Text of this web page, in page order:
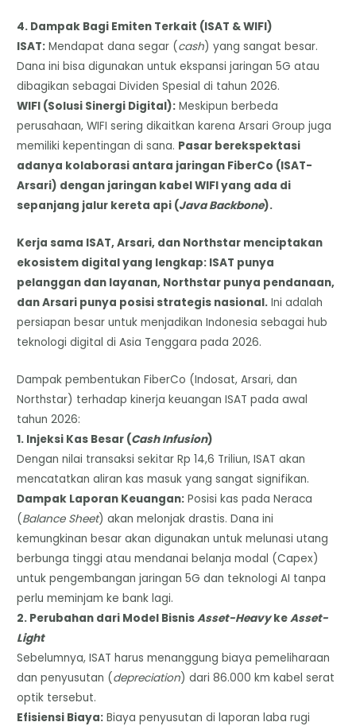
​4. Dampak Bagi Emiten Terkait (ISAT & WIFI)
​ISAT: Mendapat dana segar (cash) yang sangat besar.
Dana ini bisa digunakan untuk ekspansi jaringan 5G atau
dibagikan sebagai Dividen Spesial di tahun 2026.
WIFI (Solusi Sinergi Digital): Meskipun berbeda
perusahaan, WIFI sering dikaitkan karena Arsari Group juga
memiliki kepentingan di sana. Pasar berekspektasi
adanya kolaborasi antara jaringan FiberCo (ISAT-
Arsari) dengan jaringan kabel WIFI yang ada di
sepanjang jalur kereta api (Java Backbone).
​Kerja sama ISAT, Arsari, dan Northstar menciptakan
ekosistem digital yang lengkap: ISAT punya
pelanggan dan layanan, Northstar punya pendanaan,
dan Arsari punya posisi strategis nasional. Ini adalah
persiapan besar untuk menjadikan Indonesia sebagai hub
teknologi digital di Asia Tenggara pada 2026.
Dampak pembentukan FiberCo (Indosat, Arsari, dan
Northstar) terhadap kinerja keuangan ISAT pada awal
tahun 2026:
​1. Injeksi Kas Besar (Cash Infusion)
​Dengan nilai transaksi sekitar Rp 14,6 Triliun, ISAT akan
mencatatkan aliran kas masuk yang sangat signifikan.
​Dampak Laporan Keuangan: Posisi kas pada Neraca
(Balance Sheet) akan melonjak drastis. Dana ini
kemungkinan besar akan digunakan untuk melunasi utang
berbunga tinggi atau mendanai belanja modal (Capex)
untuk pengembangan jaringan 5G dan teknologi AI tanpa
perlu meminjam ke bank lagi.
​2. Perubahan dari Model BisnisAsset-HeavykeAsset-
Light
​Sebelumnya, ISAT harus menanggung biaya pemeliharaan
dan penyusutan (depreciation) dari 86.000 km kabel serat
optik tersebut.
​Efisiensi Biaya: Biaya penyusutan di laporan laba rugi